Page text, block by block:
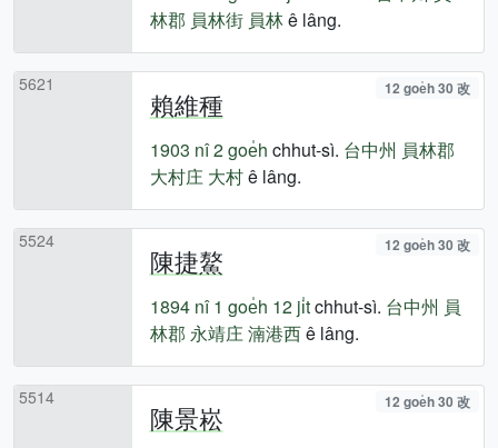
林郡 員林街 員林ê lâng.
5621
賴維種 12 goe̍h 30 改
1903 nî2 goe̍h chhut-sì. 台中州 員林郡
大村庄 大村ê lâng.
5524
陳捷鰲 12 goe̍h 30 改
1894 nî 1 goe̍h 12 ji̍tchhut-sì. 台中州 員
林郡 永靖庄湳港西ê lâng.
5514
陳景崧 12 goe̍h 30 改